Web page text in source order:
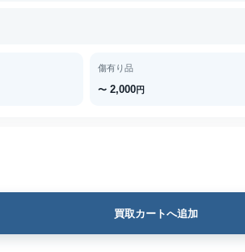
傷有り品
〜 2,000円
買取カートへ追加